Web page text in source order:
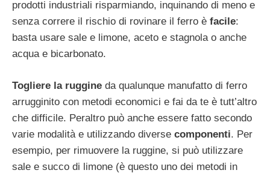
prodotti industriali risparmiando, inquinando di meno e
senza correre il rischio di rovinare il ferro è facile:
basta usare sale e limone, aceto e stagnola o anche
acqua e bicarbonato.
Togliere la ruggine da qualunque manufatto di ferro
arrugginito con metodi economici e fai da te è tutt’altro
che difficile. Peraltro può anche essere fatto secondo
varie modalità e utilizzando diverse componenti. Per
esempio, per rimuovere la ruggine, si può utilizzare
sale e succo di limone (è questo uno dei metodi in